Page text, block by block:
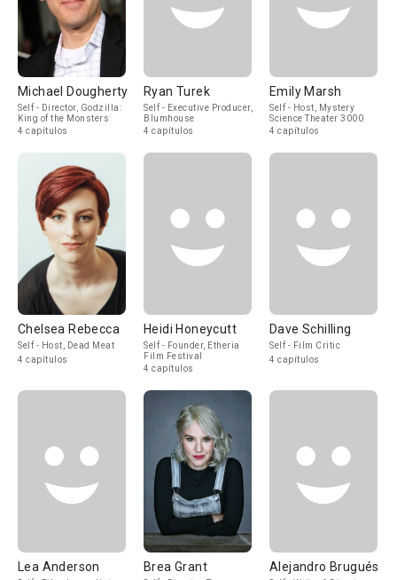
Michael Dougherty
Self - Director, Godzilla:
King of the Monsters
4 capítulos
Ryan Turek
Self - Executive Producer,
Blumhouse
4 capítulos
Emily Marsh
Self - Host, Mystery
Science Theater 3000
4 capítulos
Chelsea Rebecca
Self - Host, Dead Meat
4 capítulos
Heidi Honeycutt
Self - Founder, Etheria
Film Festival
4 capítulos
Dave Schilling
Self - Film Critic
4 capítulos
Lea Anderson Brea Grant Alejandro Brugués